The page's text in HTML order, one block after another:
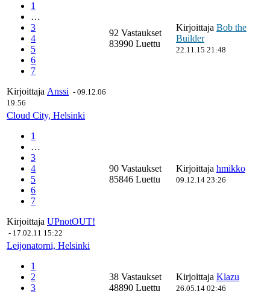
1
…
3
4
5
6
7
Kirjoittaja Anssi - 09.12.06
19:56
92 Vastaukset
83990 Luettu
Kirjoittaja Bob the
Builder
22.11.15 21:48
Cloud City, Helsinki
1
…
3
4
5
6
7
Kirjoittaja UPnotOUT!
- 17.02.11 15:22
90 Vastaukset
85846 Luettu
Kirjoittaja hmikko
09.12.14 23:26
Leijonatorni, Helsinki
1
2
3
38 Vastaukset
48890 Luettu
Kirjoittaja Klazu
26.05.14 02:46